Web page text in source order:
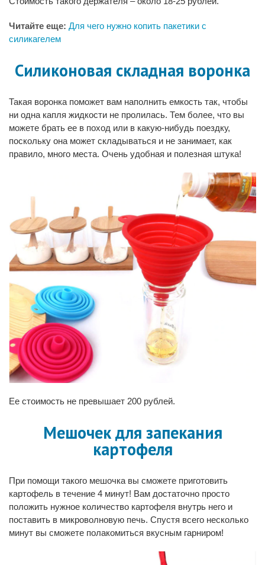
Читайте еще: Для чего нужно копить пакетики с
силикагелем
Силиконовая складная воронка
Такая воронка поможет вам наполнить емкость так, чтобы
ни одна капля жидкости не пролилась. Тем более, что вы
можете брать ее в поход или в какую-нибудь поездку,
поскольку она может складываться и не занимает, как
правило, много места. Очень удобная и полезная штука!
Ее стоимость не превышает 200 рублей.
Мешочек для запекания
картофеля
При помощи такого мешочка вы сможете приготовить
картофель в течение 4 минут! Вам достаточно просто
положить нужное количество картофеля внутрь него и
поставить в микроволновую печь. Спустя всего несколько
минут вы сможете полакомиться вкусным гарниром!